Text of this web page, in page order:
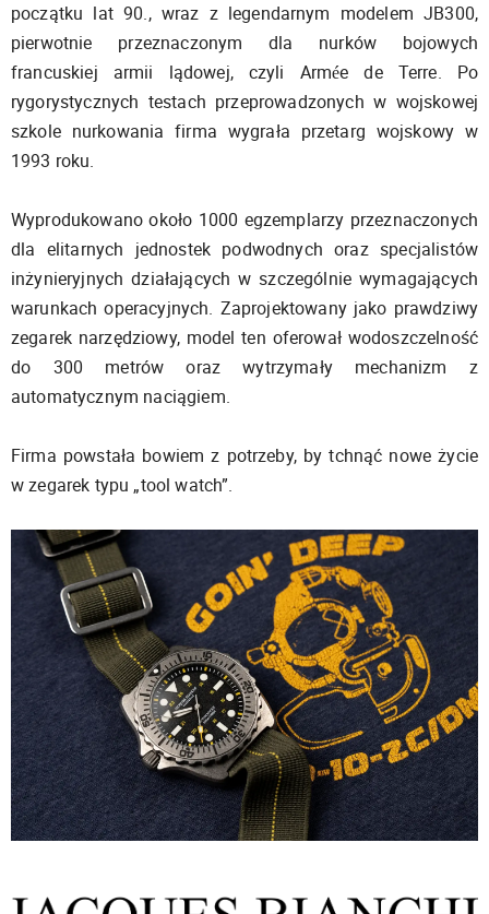
początku lat 90., wraz z legendarnym modelem JB300,
pierwotnie przeznaczonym dla nurków bojowych
francuskiej armii lądowej, czyli Armée de Terre. Po
rygorystycznych testach przeprowadzonych w wojskowej
szkole nurkowania firma wygrała przetarg wojskowy w
1993 roku.
Wyprodukowano około 1000 egzemplarzy przeznaczonych
dla elitarnych jednostek podwodnych oraz specjalistów
inżynieryjnych działających w szczególnie wymagających
warunkach operacyjnych. Zaprojektowany jako prawdziwy
zegarek narzędziowy, model ten oferował wodoszczelność
do 300 metrów oraz wytrzymały mechanizm z
automatycznym naciągiem.
Firma powstała bowiem z potrzeby, by tchnąć nowe życie
w zegarek typu „tool watch”.